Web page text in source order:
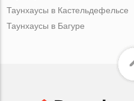
Таунхаусы в Кастельдефельсе
Таунхаусы в Багуре